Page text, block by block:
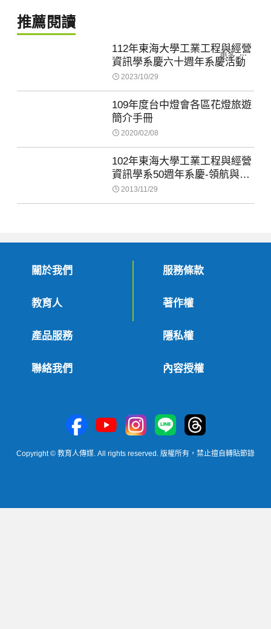
推薦閱讀
更多
112年東海大學工業工程與經營
資訊學系慶六十週年系慶活動
2023/10/29
109年度台中燈會各區花燈旅遊
簡介手冊
2020/02/08
102年東海大學工業工程與經營
資訊學系50週年系慶-領航與傳
承2013/11/29
關於我們
教育人
產品服務
聯絡我們
服務條款
著作權
隱私權
內容授權
Copyright © 教育人傳媒. All rights reserved. 版權所有，禁止擅自轉貼節錄